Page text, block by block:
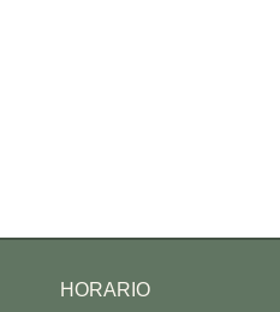
HORARIO